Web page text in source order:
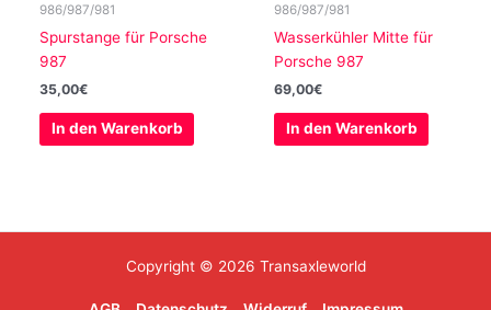
986/987/981
Spurstange für Porsche
987
35,00€
In den Warenkorb
986/987/981
Wasserkühler Mitte für
Porsche 987
69,00€
In den Warenkorb
Copyright © 2026 Transaxleworld